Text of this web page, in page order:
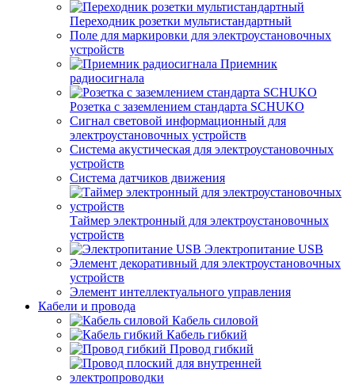
Переходник розетки мультистандартный
Поле для маркировки для электроустановочных
устройств
Приемник
радиосигнала
Розетка с заземлением стандарта SCHUKO
Сигнал световой информационный для
электроустановочных устройств
Система акустическая для электроустановочных
устройств
Система датчиков движения
Таймер электронный для электроустановочных
устройств
Электропитание USB
Элемент декоративный для электроустановочных
устройств
Элемент интеллектуального управления
Кабели и провода
Кабель силовой
Кабель гибкий
Провод гибкий